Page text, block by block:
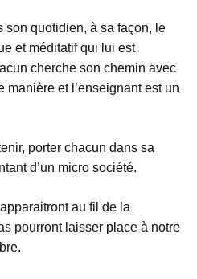
son quotidien, à sa façon, le
et méditatif qui lui est
cherche son chemin avec
manière et l’enseignant est un
porter chacun dans sa
d’un micro société.
au fil de la
pourront laisser place à notre